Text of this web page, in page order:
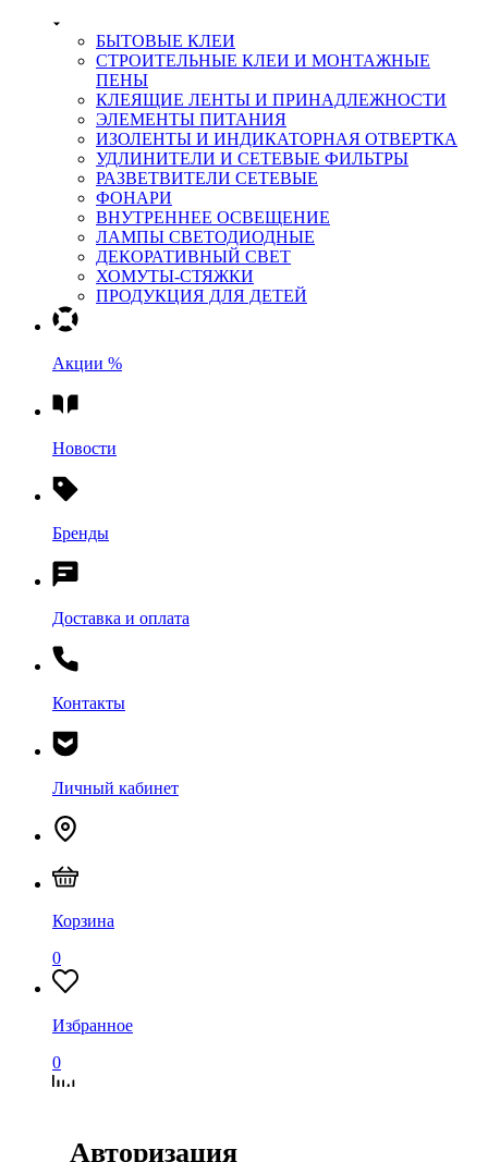
БЫТОВЫЕ КЛЕИ
СТРОИТЕЛЬНЫЕ КЛЕИ И МОНТАЖНЫЕ
ПЕНЫ
КЛЕЯЩИЕ ЛЕНТЫ И ПРИНАДЛЕЖНОСТИ
ЭЛЕМЕНТЫ ПИТАНИЯ
ИЗОЛЕНТЫ И ИНДИКАТОРНАЯ ОТВЕРТКА
УДЛИНИТЕЛИ И СЕТЕВЫЕ ФИЛЬТРЫ
РАЗВЕТВИТЕЛИ СЕТЕВЫЕ
ФОНАРИ
ВНУТРЕННЕЕ ОСВЕЩЕНИЕ
ЛАМПЫ СВЕТОДИОДНЫЕ
ДЕКОРАТИВНЫЙ СВЕТ
ХОМУТЫ-СТЯЖКИ
ПРОДУКЦИЯ ДЛЯ ДЕТЕЙ
Акции %
Новости
Бренды
Доставка и оплата
Контакты
Личный кабинет
Корзина
0
Избранное
0
Авторизация